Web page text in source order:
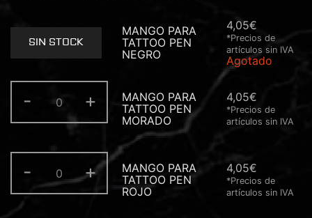
SIN STOCK
MANGO PARA
TATTOO PEN
NEGRO
4,05€
*Precios de
artículos sin IVA
Agotado
-
PARA
TATTOO
PEN
+
MANGO PARA
TATTOO PEN
MORADO
4,05€
*Precios de
artículos sin IVA
-
PARA
TATTOO
PEN
+
MANGO PARA
TATTOO PEN
ROJO
4,05€
*Precios de
artículos sin IVA